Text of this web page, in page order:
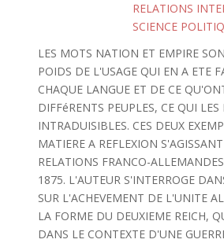
RELATIONS
SCIENCE
LES MOTS NATION ET EMPIRE
POIDS DE L'USAGE QUI EN A ETE
CHAQUE LANGUE ET DE CE
DIFFéRENTS PEUPLES, CE QUI
INTRADUISIBLES. CES DEUX
MATIERE A REFLEXION
RELATIONS FRANCO-
1875. L'AUTEUR S'INTERROGE
SUR L'ACHEVEMENT DE L'UNITE
LA FORME DU DEUXIEME REICH,
DANS LE CONTEXTE D'UNE